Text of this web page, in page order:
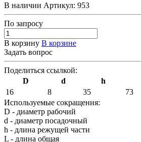
В наличии Артикул: 953
По запросу
В корзину В корзине
Задать вопрос
Поделиться ссылкой:
D
d h
16
8 35
73
Используемые сокращения:
D - диаметр рабочий
d - диаметр посадочный
h - длина режущей части
L - длина общая